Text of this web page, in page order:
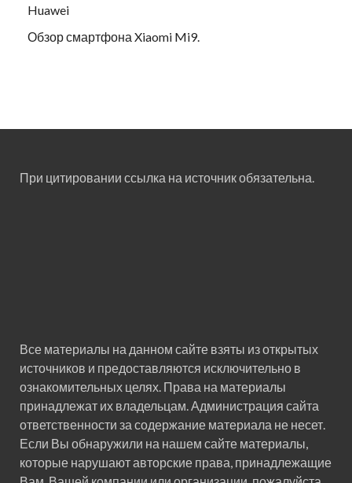
Huawei
Обзор смартфона Xiaomi Mi9.
При цитировании ссылка на источник обязательна.
Все материалы на данном сайте взяты из открытых
источников и предоставляются исключительно в
ознакомительных целях. Права на материалы
принадлежат их владельцам. Администрация сайта
ответственности за содержание материала не несет.
Если Вы обнаружили на нашем сайте материалы,
которые нарушают авторские права, принадлежащие